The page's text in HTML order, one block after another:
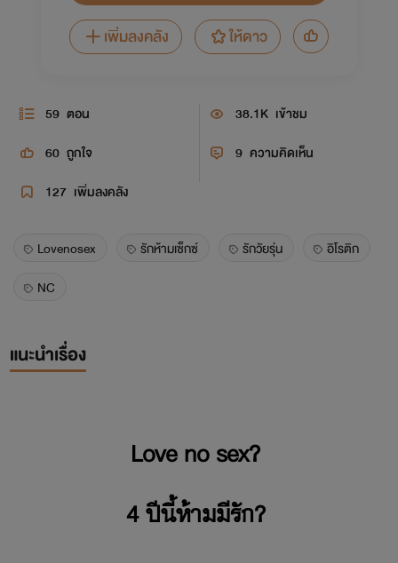
เพิ่มลงคลัง
ให้ดาว
59 ตอน 38.1K เข้าชม
60 ถูกใจ 9 ความคิดเห็น
127 เพิ่มลงคลัง
Lovenosex รักห้ามเซ็กซ์ รักวัยรุ่น
อิโรติก
NC
แนะนำเรื่อง
Love no sex?
4 ปีนี้ห้ามมีรัก?